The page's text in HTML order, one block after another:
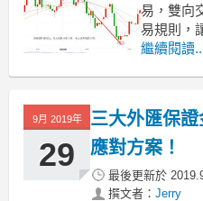
易，雙向
易規則，
會。但僅
這其中
們一起來
必備的炒
繼續閱讀
9月 2019年
29
三大外匯保
應對方案！
最後更新於
撰文者： Jerry